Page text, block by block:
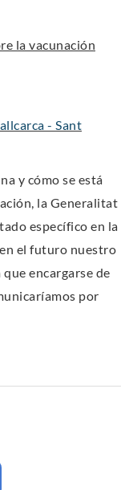
la vacunación
- Sant
y cómo se está
la Generalitat
específico en la
en el futuro nuestro
encargarse de
por